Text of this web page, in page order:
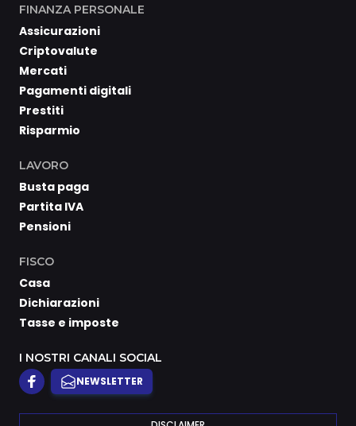
FINANZA PERSONALE
Assicurazioni
Criptovalute
Mercati
Pagamenti digitali
Prestiti
Risparmio
LAVORO
Busta paga
Partita IVA
Pensioni
FISCO
Casa
Dichiarazioni
Tasse e imposte
I NOSTRI CANALI SOCIAL
NEWSLETTER